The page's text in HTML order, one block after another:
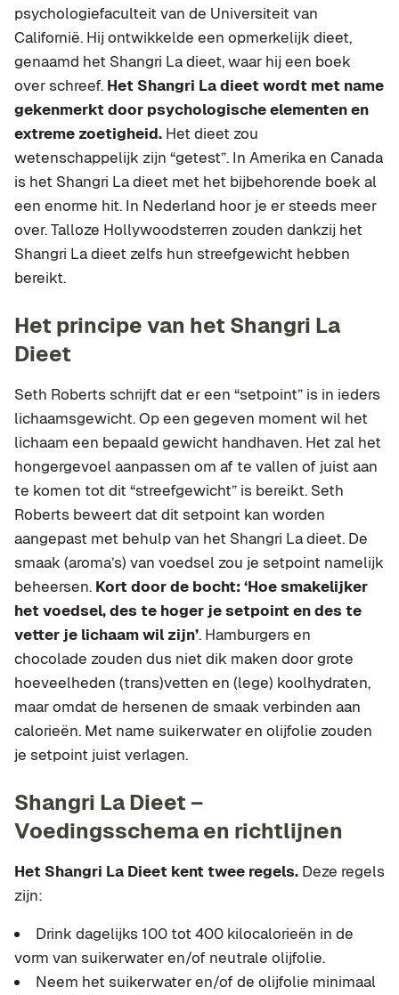
psychologiefaculteit van de Universiteit van
Californië. Hij ontwikkelde een opmerkelijk dieet,
genaamd het Shangri La dieet, waar hij een boek
over schreef. Het Shangri La dieet wordt met name
gekenmerkt door psychologische elementen en
extreme zoetigheid. Het dieet zou
wetenschappelijk zijn “getest”. In Amerika en Canada
is het Shangri La dieet met het bijbehorende boek al
een enorme hit. In Nederland hoor je er steeds meer
over. Talloze Hollywoodsterren zouden dankzij het
Shangri La dieet zelfs hun streefgewicht hebben
bereikt.
Het principe van het Shangri La
Dieet
Seth Roberts schrijft dat er een “setpoint” is in ieders
lichaamsgewicht. Op een gegeven moment wil het
lichaam een bepaald gewicht handhaven. Het zal het
hongergevoel aanpassen om af te vallen of juist aan
te komen tot dit “streefgewicht” is bereikt. Seth
Roberts beweert dat dit setpoint kan worden
aangepast met behulp van het Shangri La dieet. De
smaak (aroma’s) van voedsel zou je setpoint namelijk
beheersen. Kort door de bocht: ‘Hoe smakelijker
het voedsel, des te hoger je setpoint en des te
vetter je lichaam wil zijn’. Hamburgers en
chocolade zouden dus niet dik maken door grote
hoeveelheden (trans)vetten en (lege) koolhydraten,
maar omdat de hersenen de smaak verbinden aan
calorieën. Met name suikerwater en olijfolie zouden
je setpoint juist verlagen.
Shangri La Dieet –
Voedingsschema en richtlijnen
Het Shangri La Dieet kent twee regels. Deze regels
zijn:
Drink dagelijks 100 tot 400 kilocalorieën in de
vorm van suikerwater en/of neutrale olijfolie.
Neem het suikerwater en/of de olijfolie minimaal